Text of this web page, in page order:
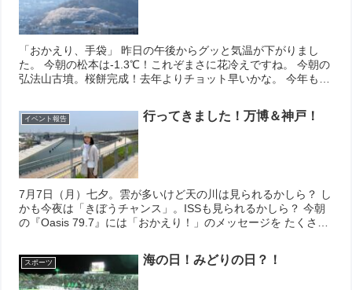
「おかえり、手袋」 昨日の午後からグッと気温が下がりまし
た。 今朝の松本は‐1.3℃！これぞまさに花冷えですね。 今朝の
弘法山古墳。桜餅完成！去年よりチョット早いかな。 今年も綺
イベント報告 行ってきました！万博＆神戸！
7月7日（月）七夕。雲が多いけど天の川は見られるかしら？ し
かも今夜は「きぼうチャンス」。ISSも見られるかしら？ 今朝
の『Oasis 79.7』には「おかえり！」のメッセージを たくさん
スポーツ 海の日！みどりの日？！